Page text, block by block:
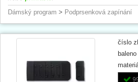
Dámský program > Podprsenková zapínání
číslo
baleno